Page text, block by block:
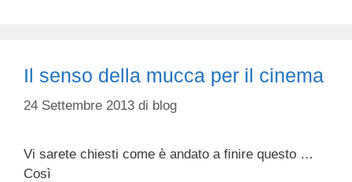
Il senso della mucca per il cinema
24 Settembre 2013 di blog
Vi sarete chiesti come è andato a finire questo …
Così